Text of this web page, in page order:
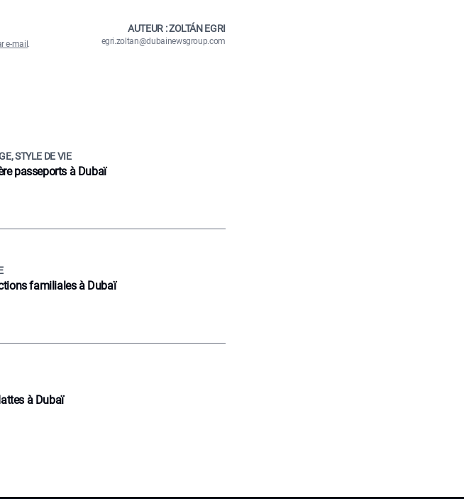
e-mail .
AUTEUR : ZOLTÁN EGRI
egri.zoltan@dubainewsgroup.com
STYLE DE VIE
passeports à Dubaï
familiales à Dubaï
à Dubaï